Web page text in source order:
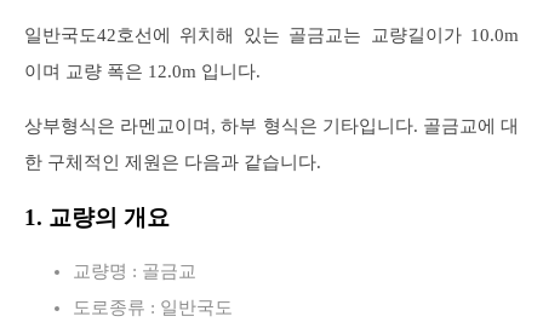
일반국도42호선에 위치해 있는 골금교는 교량길이가 10.0m
이며 교량 폭은 12.0m 입니다.
상부형식은 라멘교이며, 하부 형식은 기타입니다. 골금교에 대
한 구체적인 제원은 다음과 같습니다.
1. 교량의 개요
교량명 : 골금교
도로종류 : 일반국도